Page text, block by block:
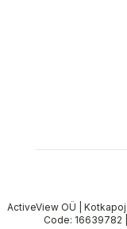
ActiveView OÜ |
Code: 16639782